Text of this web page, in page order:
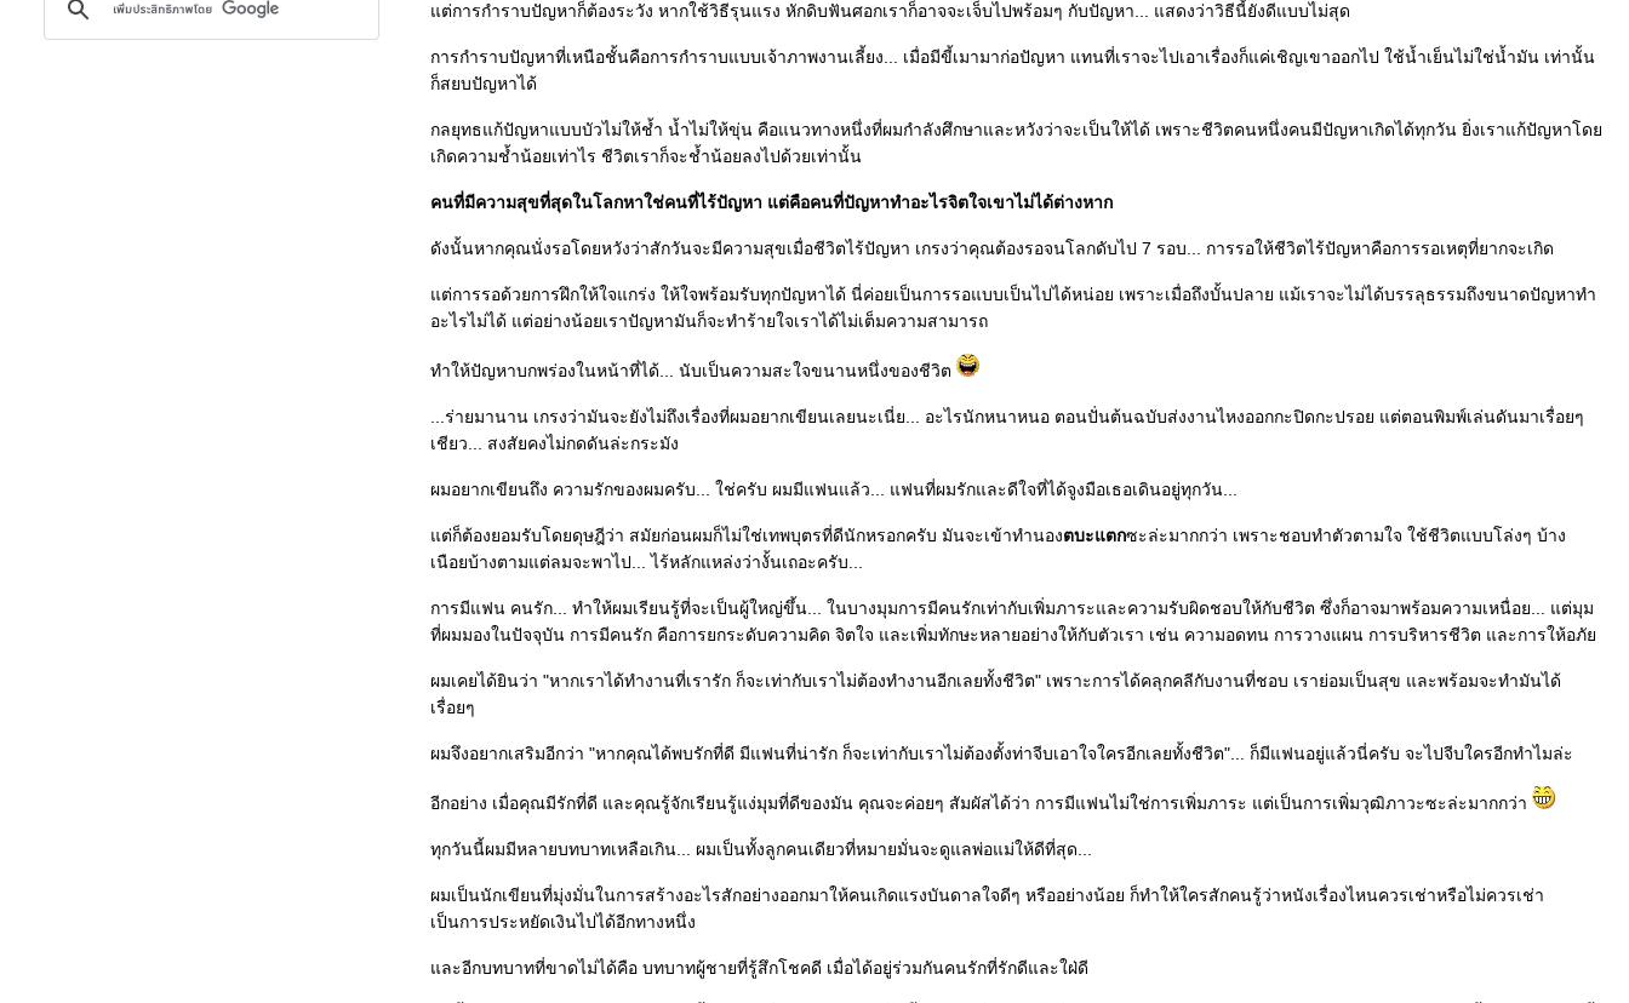
ต่การกำราบปัญหาก็ต้องระวัง หากใช้วิธีรุนแรง หักดิบฟันศอกเราก็อาจจะเจ็บไปพร้อมๆ กับปัญหา... แสดงว่าวิธีนี้ยังดีแบบไม่สุด
การกำราบปัญหาที่เหนือชั้นคือการกำราบแบบเจ้าภาพงานเลี้ยง... เมื่อมีขี้เมามาก่อปัญหา แทนที่เราจะไปเอาเรื่องก็แค่เชิญเขาออกไป ใช้น้ำเย็นไม่ใช่น้ำมัน เท่านั้น
ก็สยบปัญหาได้
กลยุทธแก้ปัญหาแบบบัวไม่ให้ช้ำ น้ำไม่ให้ขุ่น คือแนวทางหนึ่งที่ผมกำลังศึกษาและหวังว่าจะเป็นให้ได้ เพราะชีวิตคนหนึ่งคนมีปัญหาเกิดได้ทุกวัน ยิ่งเราแก้ปัญหาโด
เกิดความช้ำน้อยเท่าไร ชีวิตเราก็จะช้ำน้อยลงไปด้วยเท่านั้น
คนที่มีความสุขที่สุดในโลกหาใช่คนที่ไร้ปัญหา แต่คือคนที่ปัญหาทำอะไรจิตใจเขาไม่ได้ต่างหาก
ดังนั้นหากคุณนั่งรอโดยหวังว่าสักวันจะมีความสุขเมื่อชีวิตไร้ปัญหา เกรงว่าคุณต้องรอจนโลกดับไป 7 รอบ... การรอให้ชีวิตไร้ปัญหาคือการรอเหตุที่ยากจะเกิด
ต่การรอด้วยการฝึกให้ใจแกร่ง ให้ใจพร้อมรับทุกปัญหาได้ นี่ค่อยเป็นการรอแบบเป็นไปได้หน่อย เพราะเมื่อถึงบั้นปลาย แม้เราจะไม่ได้บรรลุธรรมถึงขนาดปัญหาทำ
อะไรไม่ได้ แต่อย่างน้อยเราปัญหามันก็จะทำร้ายใจเราได้ไม่เต็มความสามารถ
ทำให้ปัญหาบกพร่องในหน้าที่ได้... นับเป็นความสะใจขนานหนึ่งของชีวิต
...ร่ายมานาน เกรงว่ามันจะยังไม่ถึงเรื่องที่ผมอยากเขียนเลยนะเนี่ย... อะไรนักหนาหนอ ตอนปั่นต้นฉบับส่งงานไหงออกกะปิดกะปรอย แต่ตอนพิมพ์เล่นดันมาเรื่อยๆ
เชียว... สงสัยคงไม่กดดันล่ะกระมัง
ผมอยากเขียนถึง ความรักของผมครับ... ใช่ครับ ผมมีแฟนแล้ว... แฟนที่ผมรักและดีใจที่ได้จูงมือเธอเดินอยู่ทุกวัน...
ต่ก็ต้องยอมรับโดยดุษฎีว่า สมัยก่อนผมก็ไม่ใช่เทพบุตรที่ดีนักหรอกครับ มันจะเข้าทำนองตบะแตกซะล่ะมากกว่า เพราะชอบทำตัวตามใจ ใช้ชีวิตแบบโล่งๆ บ้าง
เนือยบ้างตามแต่ลมจะพาไป... ไร้หลักแหล่งว่างั้นเถอะครับ...
การมีแฟน คนรัก... ทำให้ผมเรียนรู้ที่จะเป็นผู้ใหญ่ขึ้น... ในบางมุมการมีคนรักเท่ากับเพิ่มภาระและความรับผิดชอบให้กับชีวิต ซึ่งก็อาจมาพร้อมความเหนื่อย... แต่มุม
ที่ผมมองในปัจจุบัน การมีคนรัก คือการยกระดับความคิด จิตใจ และเพิ่มทักษะหลายอย่างให้กับตัวเรา เช่น ความอดทน การวางแผน การบริหารชีวิต และการให้อภั
ผมเคยได้ยินว่า "หากเราได้ทำงานที่เรารัก ก็จะเท่ากับเราไม่ต้องทำงานอีกเลยทั้งชีวิต" เพราะการได้คลุกคลีกับงานที่ชอบ เราย่อมเป็นสุข และพร้อมจะทำมันได้
เรื่อยๆ
ผมจึงอยากเสริมอีกว่า "หากคุณได้พบรักที่ดี มีแฟนที่น่ารัก ก็จะเท่ากับเราไม่ต้องตั้งท่าจีบเอาใจใครอีกเลยทั้งชีวิต"... ก็มีแฟนอยู่แล้วนี่ครับ จะไปจีบใครอีกทำไมล่ะ
อีกอย่าง เมื่อคุณมีรักที่ดี และคุณรู้จักเรียนรู้แง่มุมที่ดีของมัน คุณจะค่อยๆ สัมผัสได้ว่า การมีแฟนไม่ใช่การเพิ่มภาระ แต่เป็นการเพิ่มวุฒิภาวะซะล่ะมากกว่า
ทุกวันนี้ผมมีหลายบทบาทเหลือเกิน... ผมเป็นทั้งลูกคนเดียวที่หมายมั่นจะดูแลพ่อแม่ให้ดีที่สุด...
ผมเป็นนักเขียนที่มุ่งมั่นในการสร้างอะไรสักอย่างออกมาให้คนเกิดแรงบันดาลใจดีๆ หรืออย่างน้อย ก็ทำให้ใครสักคนรู้ว่าหนังเรื่องไหนควรเช่าหรือไม่ควรเช่า
เป็นการประหยัดเงินไปได้อีกทางหนึ่ง
ละอีกบทบาทที่ขาดไม่ได้คือ บทบาทผู้ชายที่รู้สึกโชคดี เมื่อได้อยู่ร่วมกันคนรักที่รักดีและใฝ่ดี